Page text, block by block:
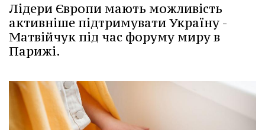
Лідери Європи мають можливість
активніше підтримувати Україну -
Матвійчук під час форуму миру в
Парижі.